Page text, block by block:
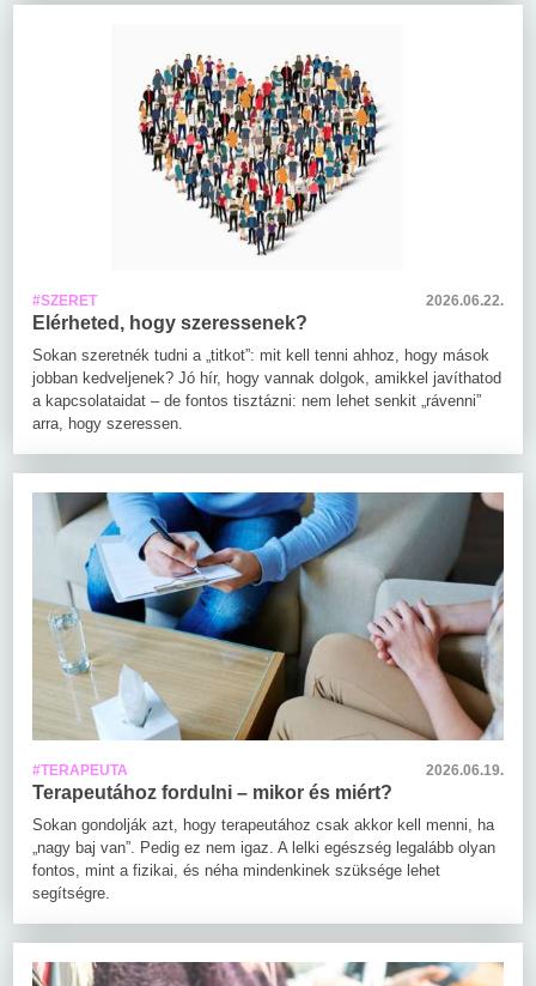
#SZERET 2026.06.22.
Elérheted, hogy szeressenek?
Sokan szeretnék tudni a „titkot”: mit kell tenni ahhoz, hogy mások
jobban kedveljenek? Jó hír, hogy vannak dolgok, amikkel javíthatod
a kapcsolataidat – de fontos tisztázni: nem lehet senkit „rávenni”
arra, hogy szeressen.
#TERAPEUTA 2026.06.19.
Terapeutához fordulni – mikor és miért?
Sokan gondolják azt, hogy terapeutához csak akkor kell menni, ha
„nagy baj van”. Pedig ez nem igaz. A lelki egészség legalább olyan
fontos, mint a fizikai, és néha mindenkinek szüksége lehet
segítségre.